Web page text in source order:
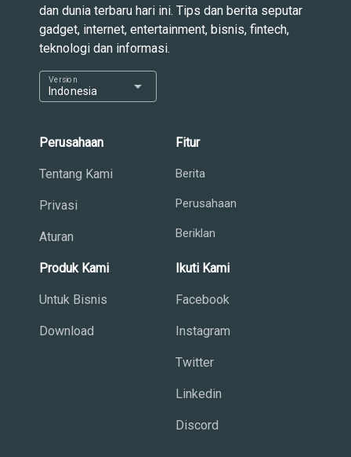
dan dunia terbaru hari ini. Tips dan berita seputar
gadget, internet, entertainment, bisnis, fintech,
teknologi dan informasi.
Indonesia
Version arrow_drop_down
Perusahaan
Tentang Kami
Privasi
Aturan
Fitur
Berita
Perusahaan
Beriklan
Produk Kami
Untuk Bisnis
Download
Ikuti Kami
Facebook
Instagram
Twitter
Linkedin
Discord